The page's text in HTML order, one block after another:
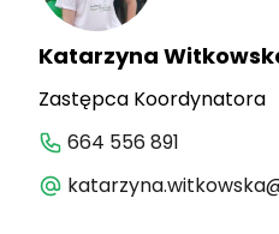
Katarzyna
Zastępca Koordynatora
664 556 891